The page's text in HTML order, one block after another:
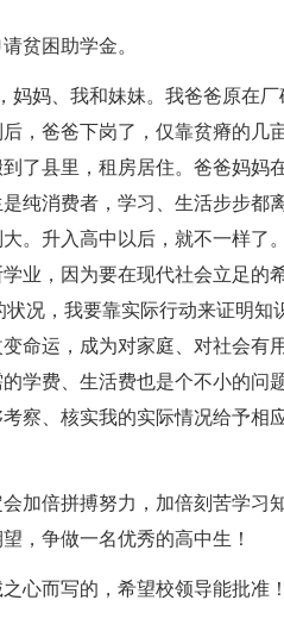
困助学金。
、我和妹妹。我爸爸原在厂
，爸爸下岗了，仅靠贫瘠的几
了县里，租房居住。爸爸妈妈
纯消费者，学习、生活步步都
。升入高中以后，就不一样了
业，因为要在现代社会立足的
况，我要靠实际行动来证明知
命运，成为对家庭、对社会有
学费、生活费也是个不小的问
察、核实我的实际情况给予相
倍拼搏努力，加倍刻苦学习
，争做一名优秀的高中生！
而写的，希望校领导能批准！